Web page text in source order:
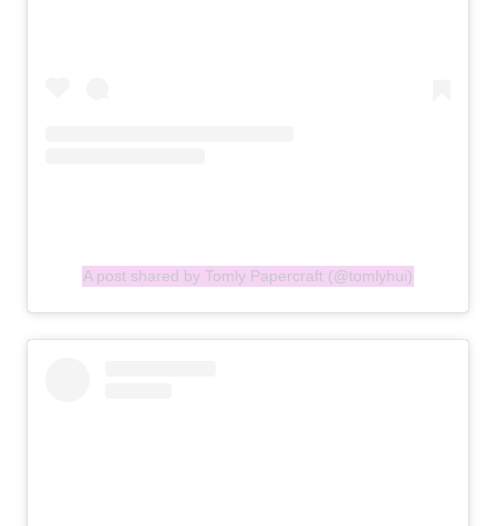
A post shared by Tomly Papercraft (@tomlyhui)